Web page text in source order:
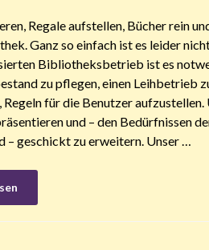
Regale aufstellen, Bücher rein
Ganz so einfach ist es leider
Bibliotheksbetrieb ist es
zu pflegen, einen Leihbetrieb
Regeln für die Benutzer aufzustellen.
und – den Bedürfnissen
– geschickt zu erweitern. Unser …